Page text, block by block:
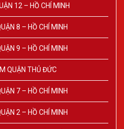
12 – HỒ CHÍ MINH
8 – HỒ CHÍ MINH
9 – HỒ CHÍ MINH
QUẬN THỦ ĐỨC
7 – HỒ CHÍ MINH
2 – HỒ CHÍ MINH